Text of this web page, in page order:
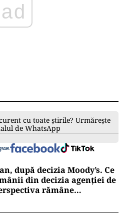
ad
cu toate știrile? Urmărește
de WhatsApp
după decizia Moody’s. Ce
din decizia agenției de
rămâne